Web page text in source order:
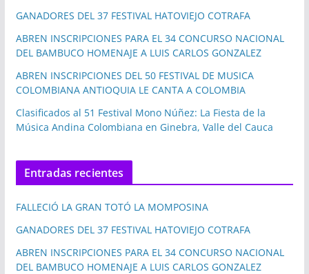
GANADORES DEL 37 FESTIVAL HATOVIEJO COTRAFA
ABREN INSCRIPCIONES PARA EL 34 CONCURSO NACIONAL
DEL BAMBUCO HOMENAJE A LUIS CARLOS GONZALEZ
ABREN INSCRIPCIONES DEL 50 FESTIVAL DE MUSICA
COLOMBIANA ANTIOQUIA LE CANTA A COLOMBIA
Clasificados al 51 Festival Mono Núñez: La Fiesta de la
Música Andina Colombiana en Ginebra, Valle del Cauca
Entradas recientes
FALLECIÓ LA GRAN TOTÓ LA MOMPOSINA
GANADORES DEL 37 FESTIVAL HATOVIEJO COTRAFA
ABREN INSCRIPCIONES PARA EL 34 CONCURSO NACIONAL
DEL BAMBUCO HOMENAJE A LUIS CARLOS GONZALEZ